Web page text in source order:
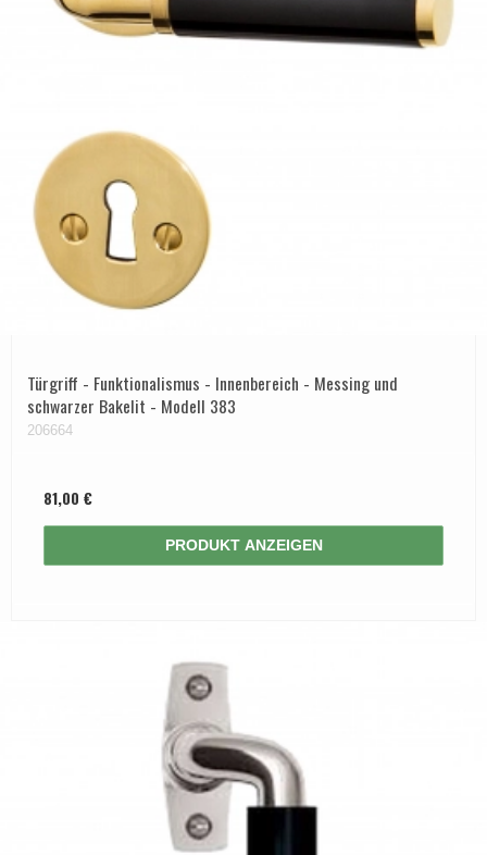
Türgriff - Funktionalismus - Innenbereich - Messing und
schwarzer Bakelit - Modell 383
206664
81,00 €
PRODUKT ANZEIGEN